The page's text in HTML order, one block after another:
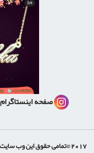
صفحه
2017 ©تمامی حقوق این وب سایت محفوظ و متعلق به شیراز ژانومه می باشد.